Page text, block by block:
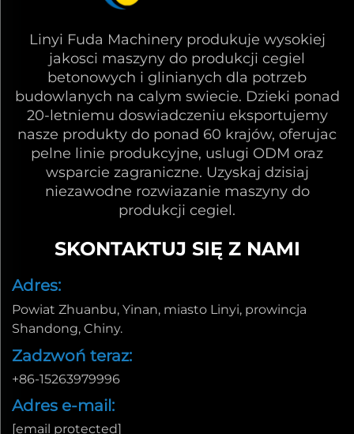
Linyi Fuda Machinery produkuje wysokiej
jakosci maszyny do produkcji cegiel
betonowych i glinianych dla potrzeb
budowlanych na calym swiecie. Dzieki ponad
20-letniemu doswiadczeniu eksportujemy
nasze produkty do ponad 60 krajów, oferujac
pelne linie produkcyjne, uslugi ODM oraz
wsparcie zagraniczne. Uzyskaj dzisiaj
niezawodne rozwiazanie maszyny do
produkcji cegiel.
SKONTAKTUJ SIĘ Z NAMI
Adres:
Powiat Zhuanbu, Yinan, miasto Linyi, prowincja
Shandong, Chiny.
Zadzwoń teraz:
+86-15263979996
Adres e-mail:
[email protected]